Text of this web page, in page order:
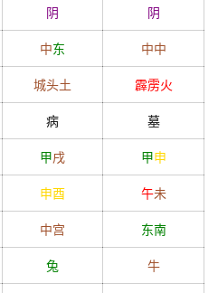
阴 阴
中东 中中
城头土 霹雳火
病 墓
甲戌 甲申
申酉 午未
中宫 东南
兔 牛